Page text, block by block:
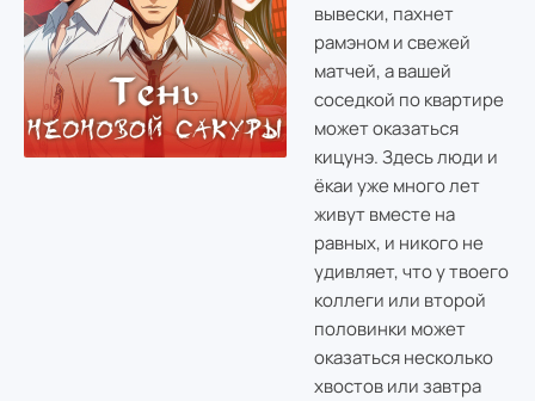
вывески, пахнет
рамэном и свежей
матчей, а вашей
соседкой по квартире
может оказаться
кицунэ. Здесь люди и
ёкаи уже много лет
живут вместе на
равных, и никого не
удивляет, что у твоего
коллеги или второй
половинки может
оказаться несколько
хвостов или завтра